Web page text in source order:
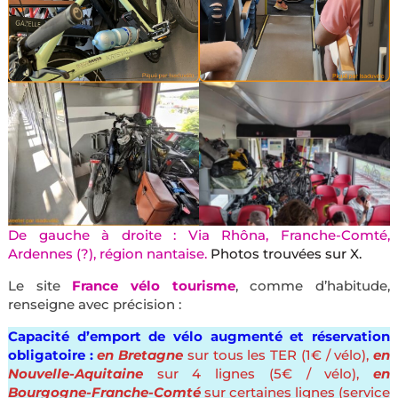
De gauche à droite : Via Rhôna, Franche-Comté,
Ardennes (?), région nantaise. Photos trouvées sur X.
Le site France vélo tourisme, comme d’habitude,
renseigne avec précision :
Capacité d’emport de vélo augmenté et réservation
obligatoire : en Bretagne sur tous les TER (1€ / vélo),en
Nouvelle-Aquitainesur 4 lignes (5€ / vélo),en
Bourgogne-Franche-Comtésur certaines lignes (service